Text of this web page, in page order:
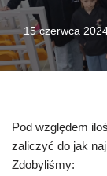
15 czerwca
Pod względem
zaliczyć do jak
Zdobyliśmy: